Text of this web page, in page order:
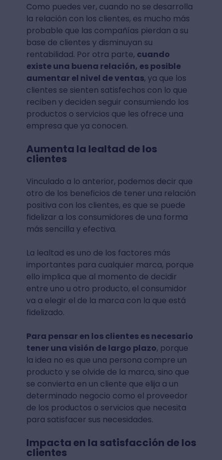
Como puedes ver, cuando no se desarrolla
la relación con los clientes, es mucho más
probable que las compañías pierdan a su
base de clientes y disminuyan su
rentabilidad. Por otra parte, cuando
existe una buena relación, es posible
aumentar el nivel de ventas, ya que los
clientes se sienten satisfechos con lo que
reciben y deciden seguir consumiendo los
productos o servicios que les ofrece una
empresa que ya conocen.
Aumenta la lealtad de los
clientes
Vinculado a lo anterior, podemos decir que
otro de los beneficios de tener una relación
positiva con los clientes, es que se puede
fidelizar a los consumidores de una forma
más sencilla y efectiva.
La lealtad es uno de los factores más
importantes para cualquier marca, porque
ello implica que al momento de decidir
entre uno u otro producto, el consumidor
va a elegir el de la marca con la que está
fidelizado.
Para pensar en los clientes es necesario
tener una visión de largo plazo, porque
la idea no es que una persona compre un
producto y se olvide de la marca, sino que
se convierta en un cliente que elija a un
determinado negocio como el proveedor
de los productos o servicios que necesita
para satisfacer sus necesidades.
Impacta en la satisfacción de los
clientes